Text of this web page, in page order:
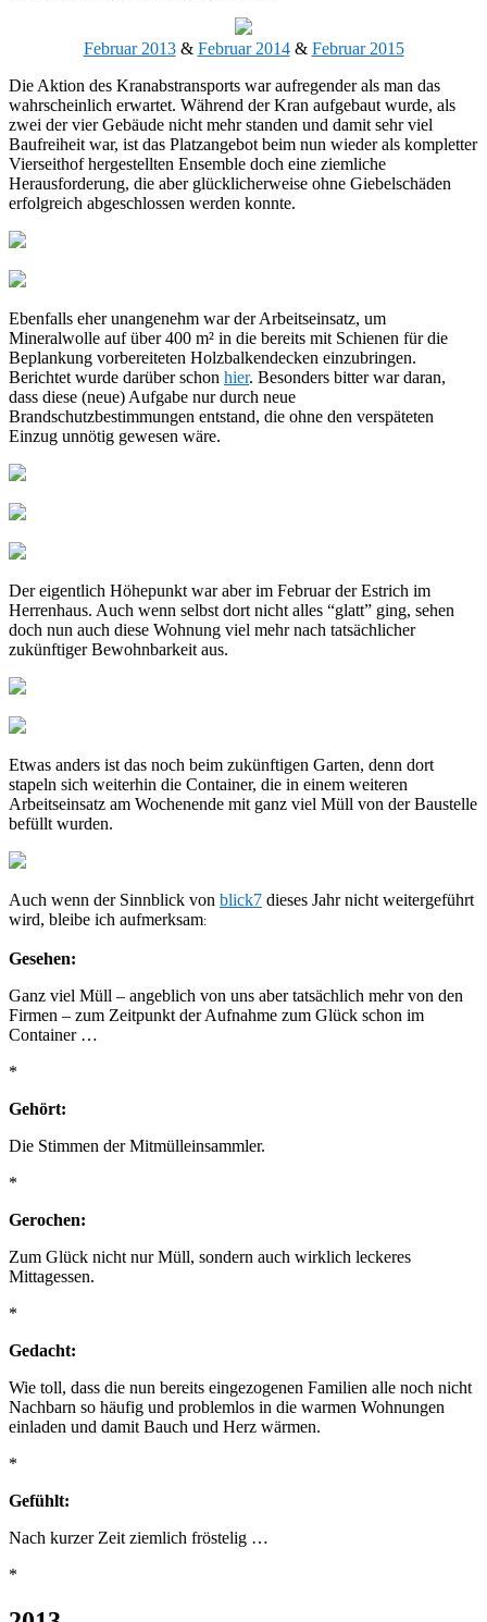
Februar 2013& Februar 2014& Februar 2015
Die Aktion des Kranabstransports war aufregender als man das
wahrscheinlich erwartet. Während der Kran aufgebaut wurde, als
zwei der vier Gebäude nicht mehr standen und damit sehr viel
Baufreiheit war, ist das Platzangebot beim nun wieder als kompletter
Vierseithof hergestellten Ensemble doch eine ziemliche
Herausforderung, die aber glücklicherweise ohne Giebelschäden
erfolgreich abgeschlossen werden konnte.
Ebenfalls eher unangenehm war der Arbeitseinsatz, um
Mineralwolle auf über 400 m² in die bereits mit Schienen für die
Beplankung vorbereiteten Holzbalkendecken einzubringen.
Berichtet wurde darüber schon hier. Besonders bitter war daran,
dass diese (neue) Aufgabe nur durch neue
Brandschutzbestimmungen entstand, die ohne den verspäteten
Einzug unnötig gewesen wäre.
Der eigentlich Höhepunkt war aber im Februar der Estrich im
Herrenhaus. Auch wenn selbst dort nicht alles “glatt” ging, sehen
doch nun auch diese Wohnung viel mehr nach tatsächlicher
zukünftiger Bewohnbarkeit aus.
Etwas anders ist das noch beim zukünftigen Garten, denn dort
stapeln sich weiterhin die Container, die in einem weiteren
Arbeitseinsatz am Wochenende mit ganz viel Müll von der Baustelle
befüllt wurden.
Auch wenn der Sinnblick von blick7 dieses Jahr nicht weitergeführt
wird, bleibe ich aufmerksam:
Gesehen:
Ganz viel Müll – angeblich von uns aber tatsächlich mehr von den
Firmen – zum Zeitpunkt der Aufnahme zum Glück schon im
Container …
*
Gehört:
Die Stimmen der Mitmülleinsammler.
*
Gerochen:
Zum Glück nicht nur Müll, sondern auch wirklich leckeres
Mittagessen.
*
Gedacht:
Wie toll, dass die nun bereits eingezogenen Familien alle noch nicht
Nachbarn so häufig und problemlos in die warmen Wohnungen
einladen und damit Bauch und Herz wärmen.
*
Gefühlt:
Nach kurzer Zeit ziemlich fröstelig …
*